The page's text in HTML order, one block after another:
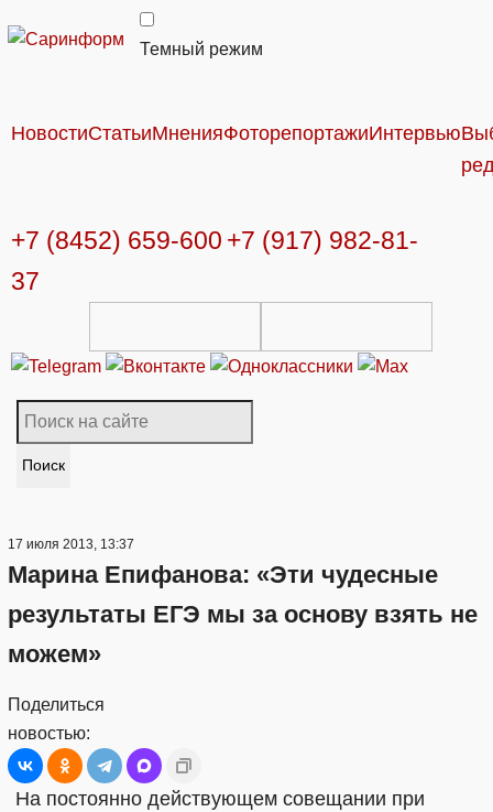
Темный режим
НовостиСтатьиМненияФоторепортажиИнтервью
+7 (8452) 659-600 +7 (917) 982-81-
37
Поиск
17 июля 2013, 13:37
Марина Епифанова: «Эти чудесные
результаты ЕГЭ мы за основу взять не
можем»
Поделиться
новостью:
На постоянно действующем совещании при